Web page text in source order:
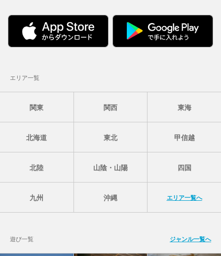
エリア一覧
関東 関西 東海
北海道 東北 甲信越
北陸 山陰・山陽 四国
九州 沖縄 エリア一覧へ
遊び一覧 ジャンル一覧へ